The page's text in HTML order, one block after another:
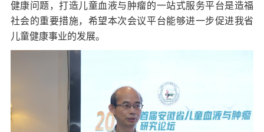
健康问题，打造儿童血液与肿瘤的一站式服务平台是造福
社会的重要措施，希望本次会议平台能够进一步促进我省
儿童健康事业的发展。